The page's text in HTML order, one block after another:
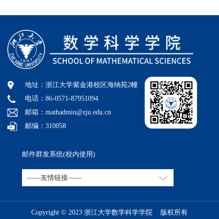
地址：浙江大学紫金港校区海纳苑2幢
电话：86-0571-87951094
邮箱：mathadmin@zju.edu.cn
邮编：310058
邮件群发系统(校内使用)
Copyright © 2023 浙江大学数学科学学院 版权所有